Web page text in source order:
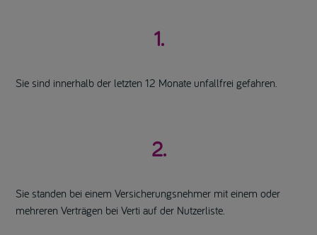
1.
Sie sind innerhalb der letzten 12 Monate unfallfrei gefahren.
2.
Sie standen bei einem Versicherungsnehmer mit einem oder
mehreren Verträgen bei Verti auf der Nutzerliste.